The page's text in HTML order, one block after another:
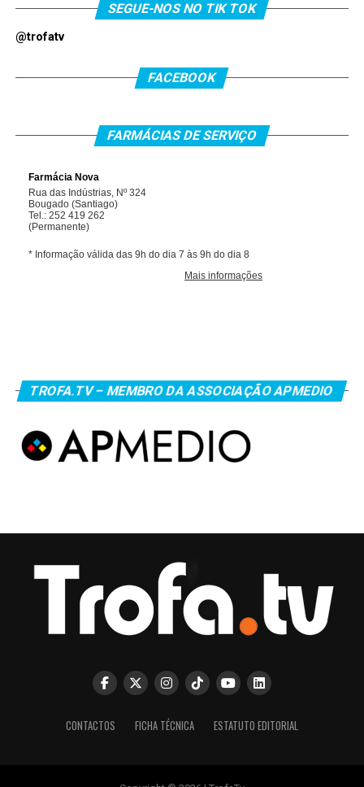
SEGUE-NOS NO TIK TOK
@trofatv
FACEBOOK
FARMÁCIAS DE SERVIÇO
TROFA.TV – MEMBRO DA ASSOCIAÇÃO APMEDIO
CONTACTOS FICHA TÉCNICA ESTATUTO EDITORIAL